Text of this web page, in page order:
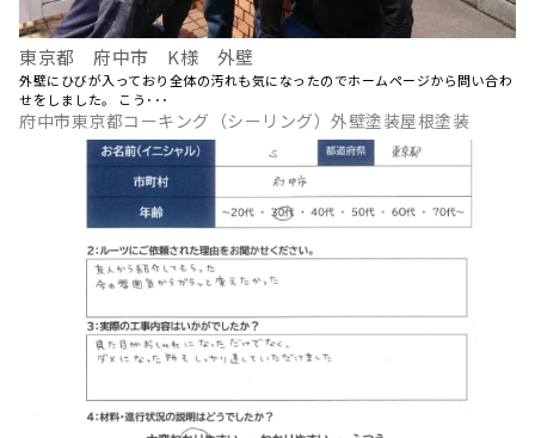
東京都 府中市 K様 外壁
外壁にひびが入っており全体の汚れも気になったのでホームページから問い合わ
せをしました。 こう･･･
府中市東京都コーキング（シーリング）外壁塗装屋根塗装